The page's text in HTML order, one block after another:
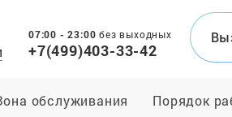
07:00 - 23:00без выходных
+7(499)403-33-42
обслуживания Порядок